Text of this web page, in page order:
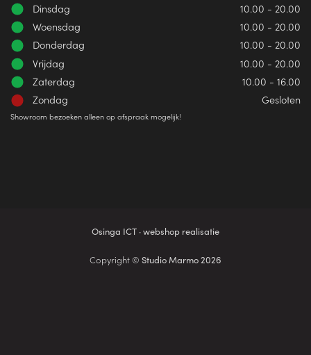
Dinsdag
10.00 - 20.00
Woensdag
10.00 - 20.00
Donderdag
10.00 - 20.00
Vrijdag
10.00 - 20.00
Zaterdag
10.00 - 16.00
Zondag
Gesloten
Showroom bezoeken alleen op afspraak mogelijk!
Osinga ICT · webshop realisatie
Copyright © Studio Marmo 2026